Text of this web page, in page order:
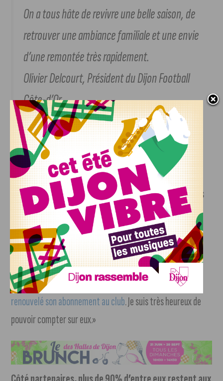
On a tous hâte de revivre une belle saison, de
retrouver une ambiance familiale et une envie
d’une remontée très rapidement.
Olivier Delcourt, Président du Dijon Football
Côte-d’Or
Une envie de donner un autre spectacle.
Olivier Delcourt confie : «Les supporters sont autant déçus
que moi mais je pense qu’ ils ont toujours été derrière nous
malgré notre mauvaise prestation.J’ai envie de leur
donner un autre spectacle, de beaux buts et une
bonne ambiance dans notre stade. On a toujours été
proche de nos supporters etla très grande majorité a
renouvelé son abonnement au club. Je suis très heureux de
pouvoir compter sur eux.»